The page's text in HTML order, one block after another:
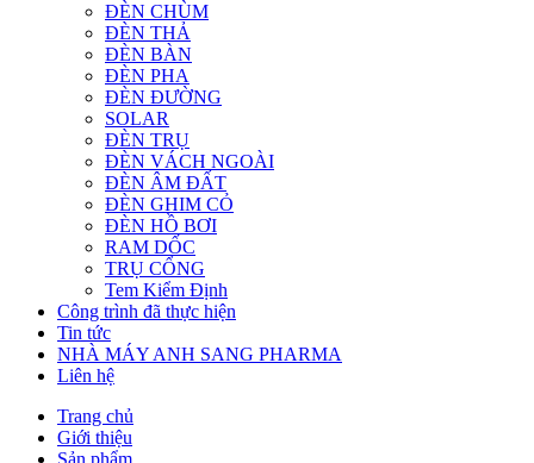
ĐÈN CHÙM
ĐÈN THẢ
ĐÈN BÀN
ĐÈN PHA
ĐÈN ĐƯỜNG
SOLAR
ĐÈN TRỤ
ĐÈN VÁCH NGOÀI
ĐÈN ÂM ĐẤT
ĐÈN GHIM CỎ
ĐÈN HỒ BƠI
RAM DỐC
TRỤ CỔNG
Tem Kiểm Định
Công trình đã thực hiện
Tin tức
NHÀ MÁY ANH SANG PHARMA
Liên hệ
Trang chủ
Giới thiệu
Sản phẩm